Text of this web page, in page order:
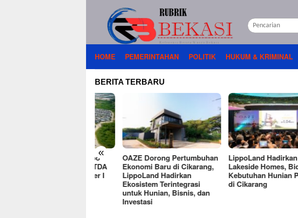
HOME PEMERINTAHAN POLITIK HUKUM & KRIMINAL
BERITA TERBARU
«
OAZE Dorong Pertumbuhan
Ekonomi Baru di Cikarang,
LippoLand Hadirkan
Ekosistem Terintegrasi
untuk Hunian, Bisnis, dan
Investasi
LippoLand Hadirkan OAZE
Lakeside Homes, Bidik
Kebutuhan Hunian Premium
di Cikarang